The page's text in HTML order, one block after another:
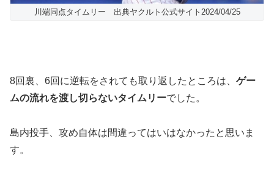
川端同点タイムリー 出典ヤクルト公式サイト2024/04/25
8回裏、6回に逆転をされても取り返したところは、 ゲー
ムの流れを渡し切らないタイムリーでした。
島内投手、攻め自体は間違ってはいはなかったと思いま
す。